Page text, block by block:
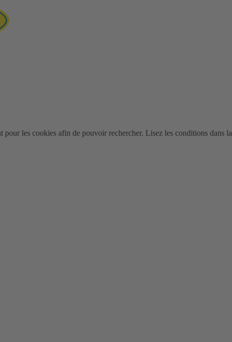
pour les cookies afin de pouvoir rechercher. Lisez les conditions dans la